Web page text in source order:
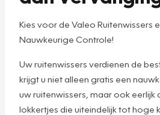
Kies voor de Valeo Ruitenwissers
Nauwkeurige Controle!
Uw ruitenwissers verdienen de
krijgt u niet alleen gratis een
uw ruitenwissers, maar ook eerlijk
lokkertjes die uiteindelijk tot hoge